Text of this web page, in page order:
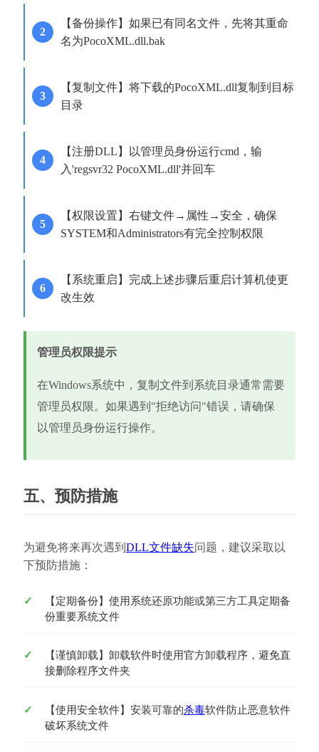
【备份操作】如果已有同名文件，先将其重命
名为PocoXML.dll.bak
【复制文件】将下载的PocoXML.dll复制到目标
目录
【注册DLL】以管理员身份运行cmd，输
入'regsvr32 PocoXML.dll'并回车
【权限设置】右键文件→属性→安全，确保
SYSTEM和Administrators有完全控制权限
【系统重启】完成上述步骤后重启计算机使更
改生效
管理员权限提示
在Windows系统中，复制文件到系统目录通常需要
管理员权限。如果遇到"拒绝访问"错误，请确保
以管理员身份运行操作。
五、预防措施
为避免将来再次遇到 DLL文件缺失问题，建议采取以
下预防措施：
【定期备份】使用系统还原功能或第三方工具定期备
份重要系统文件
【谨慎卸载】卸载软件时使用官方卸载程序，避免直
接删除程序文件夹
【使用安全软件】安装可靠的杀毒软件防止恶意软件
破坏系统文件